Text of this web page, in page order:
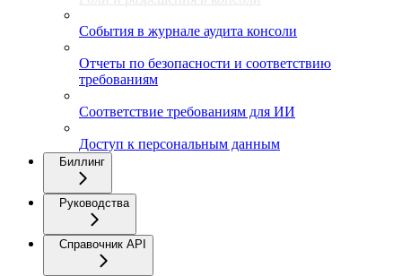
События в журнале аудита консоли
Отчеты по безопасности и соответствию
требованиям
Соответствие требованиям для ИИ
Доступ к персональным данным
Биллинг
Руководства
Справочник API